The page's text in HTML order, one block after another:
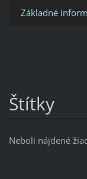
Základné
Štítky
Neboli nájdené